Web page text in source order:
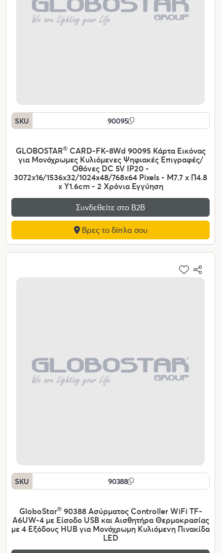
SKU 90095
GLOBOSTAR®CARD-FK-8Wd 90095 Κάρτα Εικόνας
για Μονόχρωμες Κυλιόμενες Ψηφιακές Επιγραφές/
Οθόνες DC 5V IP20 -
3072x16/1536x32/1024x48/768x64 Pixels - Μ7.7 x Π4.8
x Υ1.6cm - 2 Χρόνια Εγγύηση
Συνδεθείτε στο Β2Β
Βρες το δίπλα σου
SKU 90388
GloboStar®90388 Ασύρματος Controller WiFi TF-
A6UW-4 με Είσοδο USB και Αισθητήρα Θερμοκρασίας
με 4 Εξόδους HUB για Μονόχρωμη Κυλιόμενη Πινακίδα
LED